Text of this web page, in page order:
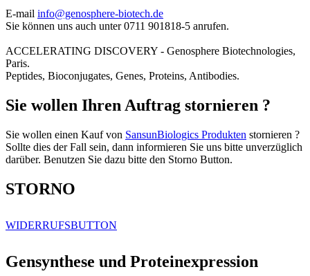
E-mail info@genosphere-biotech.de
Sie können uns auch unter 0711 901818-5 anrufen.
ACCELERATING DISCOVERY - Genosphere Biotechnologies,
Paris.
Peptides, Bioconjugates, Genes, Proteins, Antibodies.
Sie wollen Ihren Auftrag stornieren ?
Sie wollen einen Kauf von SansunBiologics Produkten stornieren ?
Sollte dies der Fall sein, dann informieren Sie uns bitte unverzüglich
darüber. Benutzen Sie dazu bitte den Storno Button.
STORNO
WIDERRUFSBUTTON
Gensynthese und Proteinexpression